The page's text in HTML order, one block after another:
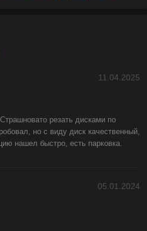
11.04.2025
резать дисками по
но с виду диск качественный,
нашел быстро, есть парковка.
05.01.2024